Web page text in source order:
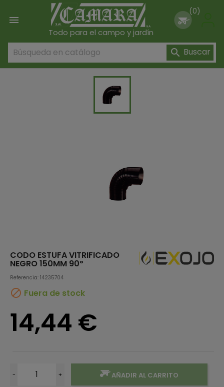

Todo para el campo y jardín
(0)
 Buscar
CODO ESTUFA VITRIFICADO
NEGRO 150MM 90º
Referencia: 14235704
 Fuera de stock
14,44 €
- + AÑADIR AL CARRITO